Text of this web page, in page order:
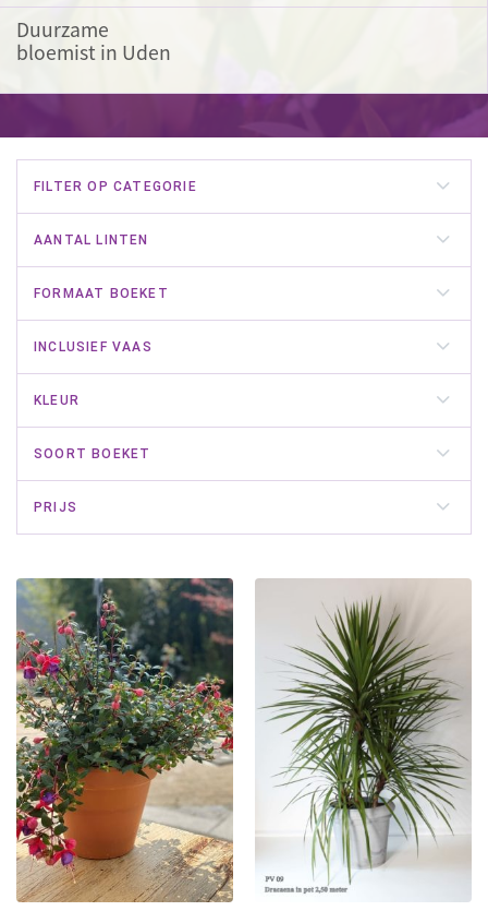
Duurzame
bloemist in Uden
FILTER OP CATEGORIE
AANTAL LINTEN
FORMAAT BOEKET
INCLUSIEF VAAS
KLEUR
SOORT BOEKET
PRIJS